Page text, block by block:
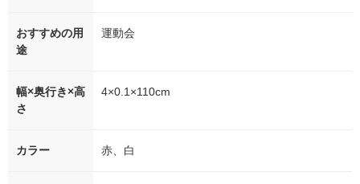
おすすめの用
途
運動会
幅×奥行き×高
さ
4×0.1×110cm
カラー 赤、白